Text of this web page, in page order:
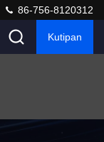
86-756-8120312
Kutipan